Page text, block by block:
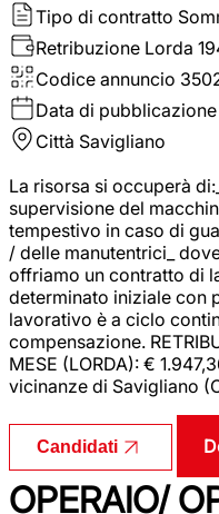
Tipo di contratto
Retribuzione Lorda
Codice annuncio
Data di pubblicazione
Città Savigliano
La risorsa si occuperà
supervisione del
tempestivo in caso di
/ delle manutentrici_
offriamo un contratto di
determinato iniziale con
lavorativo è a ciclo
compensazione.
MESE (LORDA): €
vicinanze di Savigliano
Candidati
OPERAIO/